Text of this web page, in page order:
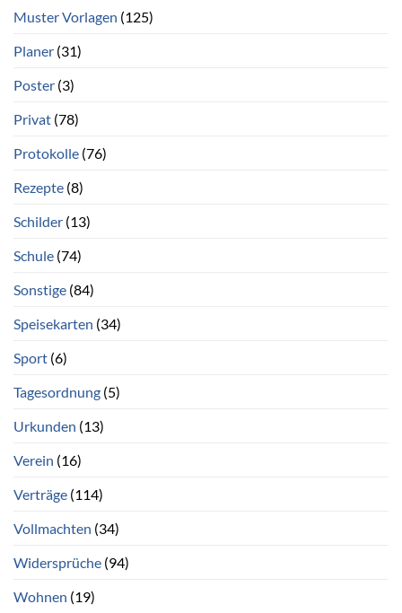
Muster Vorlagen (125)
Planer (31)
Poster (3)
Privat (78)
Protokolle (76)
Rezepte (8)
Schilder (13)
Schule (74)
Sonstige (84)
Speisekarten (34)
Sport (6)
Tagesordnung (5)
Urkunden (13)
Verein (16)
Verträge (114)
Vollmachten (34)
Widersprüche (94)
Wohnen (19)